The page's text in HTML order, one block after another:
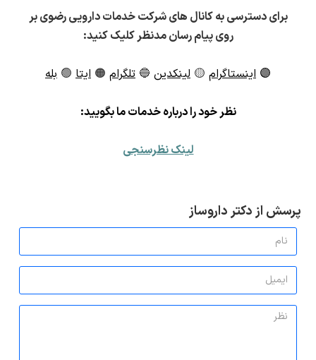
برای دسترسی به کانال های شرکت خدمات دارویی رضوی بر
روی پیام رسان مدنظر کلیک کنید:
🟣 اینستاگرام 🟡 لینکدین 🔵 تلگرام 🟠 ایتا 🟢 بله
نظر خود را درباره خدمات ما بگویید:
لینک نظرسنجی
پرسش از دکتر داروساز